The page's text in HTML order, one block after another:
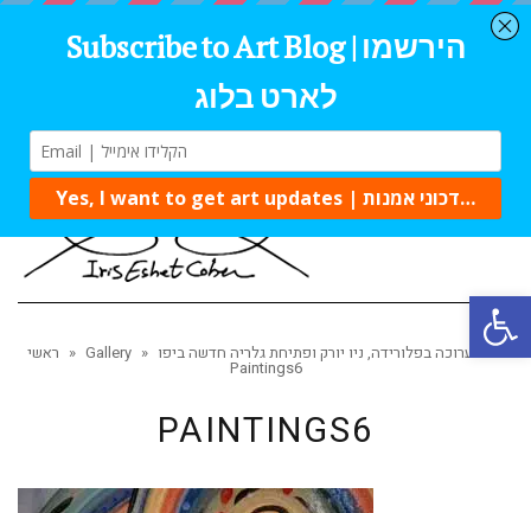
ראשי » Gallery » תערוכה בפלורידה, ניו יורק ופתיחת גלריה חדשה ביפו »
Paintings6
PAINTINGS6